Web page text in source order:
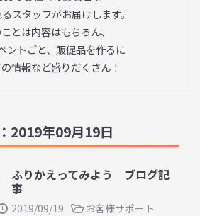
スタッフがお届けします。
とは内容はもちろん、
ントごと、販促品を作るに
情報など盛りだくさん！
2019年09月19日
ふりかえってみよう ブログ記
事
2019/09/19
お客様サポート